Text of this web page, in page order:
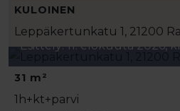
KULOINEN
Leppäkertunkatu 1, 21200
Esittely: 11. elokuuta 2026,
31 m²
1h+kt+parvi